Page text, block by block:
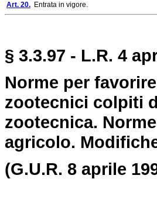
Art. 20. Entrata in vigore.
§ 3.3.97 - L.R. 4
Norme per
zootecnici colpiti
zootecnica.
agricolo.
(G.U.R. 8 aprile